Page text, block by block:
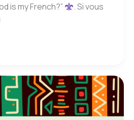
is my French?”
. Si vous